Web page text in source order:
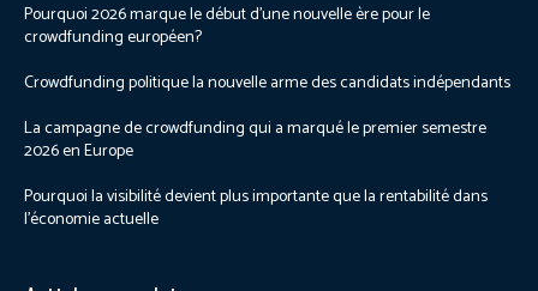
Pourquoi 2026 marque le début d’une nouvelle ère pour le
crowdfunding européen?
Crowdfunding politique la nouvelle arme des candidats indépendants
La campagne de crowdfunding qui a marqué le premier semestre
2026 en Europe
Pourquoi la visibilité devient plus importante que la rentabilité dans
l’économie actuelle